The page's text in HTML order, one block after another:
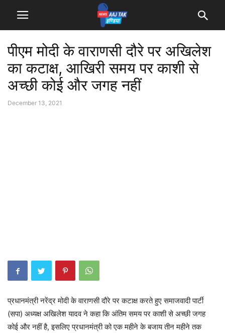
पीएम मोदी के वाराणसी दौरे पर अखिलेश
का कटाक्ष, आखिरी समय पर काशी से
अच्छी कोई और जगह नहीं
December 13, 2021
प्रधानमंत्री नरेंद्र मोदी के वाराणसी दौरे पर कटाक्ष करते हुए समाजवादी पार्टी
(सपा) अध्यक्ष अखिलेश यादव ने कहा कि अंतिम समय पर काशी से अच्छी जगह
कोई और नहीं है, इसलिए प्रधानमंत्री को एक महीने के बजाय तीन महीने तक